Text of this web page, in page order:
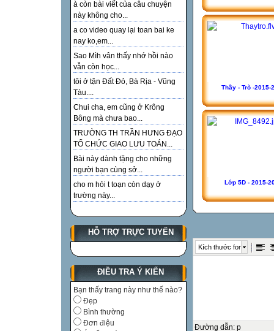
à còn bài viết của câu chuyện
này không cho...
a co video quay lại toan bai ke
nay ko,em...
Sao Mìh vân thấy nhớ hồi nào
vẫn còn học...
tôi ở tận Đất Đỏ, Bà Rịa - Vũng
Tàu....
Chui cha, em cũng ở Krông
Bông mà chưa bao...
TRƯỜNG TH TRẦN HƯNG ĐẠO
TỔ CHỨC GIAO LƯU TOÁN...
Bài này dành tặng cho những
người bạn cùng sở...
cho m hỏi t toạn còn dạy ở
trường này...
HỖ TRỢ TRỰC TUYẾN
ĐIỀU TRA Ý KIẾN
Bạn thấy trang này như thế nào?
Đẹp
Bình thường
Đơn điệu
Thầy - Trò -2015-
Lớp 5D - 2015-
Kích thước font
Đường dẫn: p